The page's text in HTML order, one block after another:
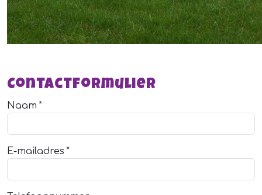
Contactformulier
Naam
E-mailadres